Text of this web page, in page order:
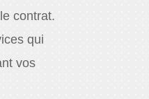
contrat.
qui
vos